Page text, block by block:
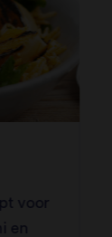
voor
en